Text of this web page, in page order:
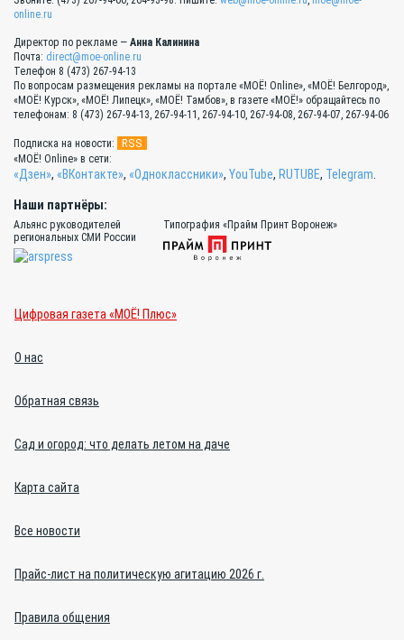
online.ru
Директор по рекламе — Анна Калинина
Почта: direct@moe-online.ru
Телефон 8 (473) 267-94-13
По вопросам размещения рекламы на портале «МОЁ! Online», «МОЁ! Белгород»,
«МОЁ! Курск», «МОЁ! Липецк», «МОЁ! Тамбов», в газете «МОЁ!» обращайтесь по
телефонам: 8 (473) 267-94-13, 267-94-11, 267-94-10, 267-94-08, 267-94-07, 267-94-06
Подписка на новости: RSS
«МОЁ! Online» в сети:
«Дзен», «ВКонтакте», «Одноклассники», YouTube, RUTUBE, Telegram
Наши партнёры:
Альянс руководителей
региональных СМИ России
Типография «Прайм Принт Воронеж»
Цифровая газета «МОЁ! Плюс»
О нас
Обратная связь
Сад и огород: что делать летом на даче
Карта сайта
Все новости
Прайс-лист на политическую агитацию 2026 г.
Правила общения